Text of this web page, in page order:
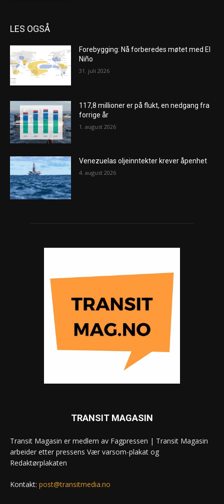
LES OGSÅ
Forebygging: Nå forberedes møtet med El
Niño
31. juli 2026
117,8 millioner er på flukt, en nedgang fra
forrige år
1. august 2026
Venezuelas oljeinntekter krever åpenhet
4. august 2026
TRANSIT MAGASIN
Transit Magasin er medlem av Fagpressen | Transit Magasin
arbeider etter pressens Vær varsom-plakat og
Redaktørplakaten
Kontakt: post@transitmedia.no